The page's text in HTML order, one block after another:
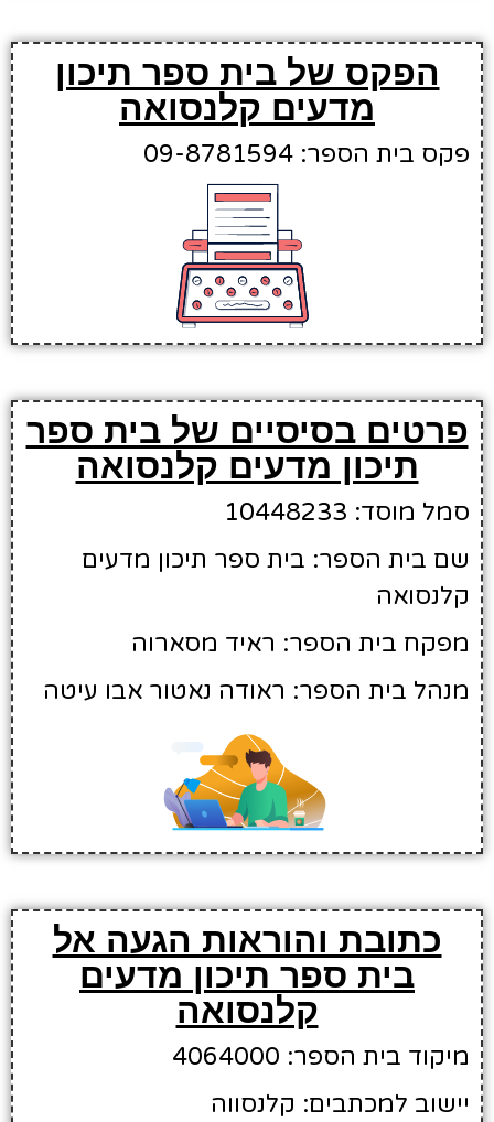
הפקס של בית ספר תיכון
מדעים קלנסואה
פקס בית הספר: 09-8781594
פרטים בסיסיים של בית ספר
תיכון מדעים קלנסואה
סמל מוסד: 10448233
שם בית הספר: בית ספר תיכון מדעים
קלנסואה
מפקח בית הספר: ראיד מסארוה
מנהל בית הספר: ראודה נאטור אבו עיטה
כתובת והוראות הגעה אל
בית ספר תיכון מדעים
קלנסואה
מיקוד בית הספר: 4064000
יישוב למכתבים: קלנסווה